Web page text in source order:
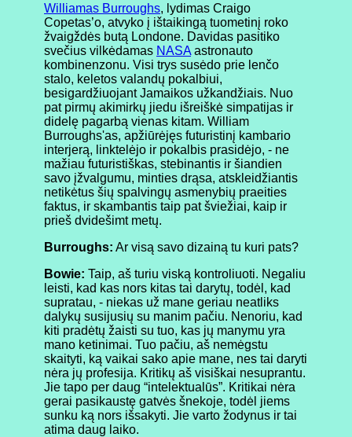
Williamas Burroughs, lydimas Craigo
Copetas’o, atvyko į ištaikingą tuometinį roko
žvaigždės butą Londone. Davidas pasitiko
svečius vilkėdamas NASAastronauto
kombinenzonu. Visi trys susėdo prie lenčo
stalo, keletos valandų pokalbiui,
besigardžiuojant Jamaikos užkandžiais. Nuo
pat pirmų akimirkų jiedu išreiškė simpatijas ir
didelę pagarbą vienas kitam. William
Burroughs'as, apžiūrėjęs futuristinį kambario
interjerą, linktelėjo ir pokalbis prasidėjo, - ne
mažiau futuristiškas, stebinantis ir šiandien
savo įžvalgumu, minties drąsa, atskleidžiantis
netikėtus šių spalvingų asmenybių praeities
faktus, ir skambantis taip pat šviežiai, kaip ir
prieš dvidešimt metų.
Burroughs: Ar visą savo dizainą tu kuri pats?
Bowie: Taip, aš turiu viską kontroliuoti. Negaliu
leisti, kad kas nors kitas tai darytų, todėl, kad
supratau, - niekas už mane geriau neatliks
dalykų susijusių su manim pačiu. Nenoriu, kad
kiti pradėtų žaisti su tuo, kas jų manymu yra
mano ketinimai. Tuo pačiu, aš nemėgstu
skaityti, ką vaikai sako apie mane, nes tai daryti
nėra jų profesija. Kritikų aš visiškai nesuprantu.
Jie tapo per daug “intelektualūs”. Kritikai nėra
gerai pasikaustę gatvės šnekoje, todėl jiems
sunku ką nors išsakyti. Jie varto žodynus ir tai
atima daug laiko.